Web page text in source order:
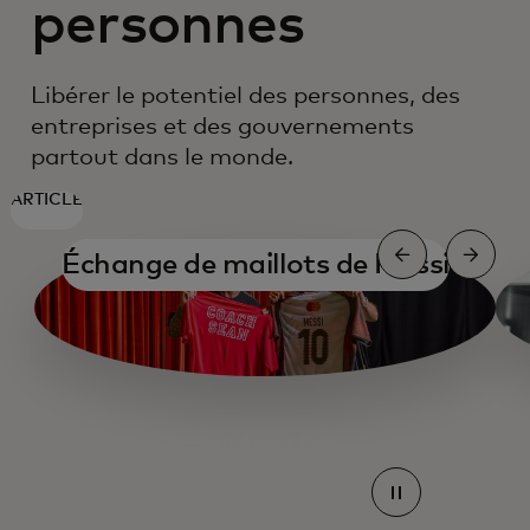
personnes
Libérer le potentiel des personnes, des
entreprises et des gouvernements
partout dans le monde.
ARTICLE
Échange de maillots de Messi